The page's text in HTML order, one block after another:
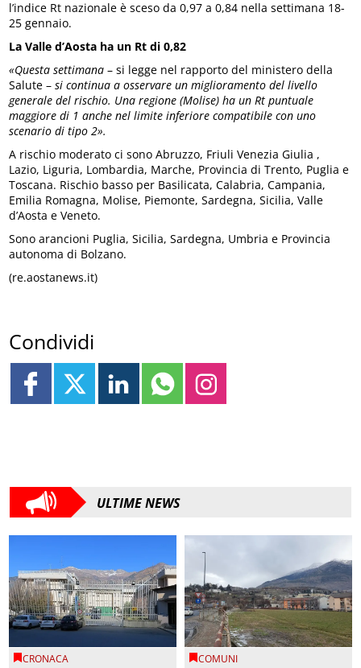
l’indice Rt nazionale è sceso da 0,97 a 0,84 nella settimana 18-
25 gennaio.
La Valle d’Aosta ha un Rt di 0,82
«Questa settimana – si legge nel rapporto del ministero della
Salute – si continua a osservare un miglioramento del livello
generale del rischio. Una regione (Molise) ha un Rt puntuale
maggiore di 1 anche nel limite inferiore compatibile con uno
scenario di tipo 2».
A rischio moderato ci sono Abruzzo, Friuli Venezia Giulia ,
Lazio, Liguria, Lombardia, Marche, Provincia di Trento, Puglia e
Toscana. Rischio basso per Basilicata, Calabria, Campania,
Emilia Romagna, Molise, Piemonte, Sardegna, Sicilia, Valle
d’Aosta e Veneto.
Sono arancioni Puglia, Sicilia, Sardegna, Umbria e Provincia
autonoma di Bolzano.
(re.aostanews.it)
Condividi
ULTIME NEWS
CRONACA COMUNI